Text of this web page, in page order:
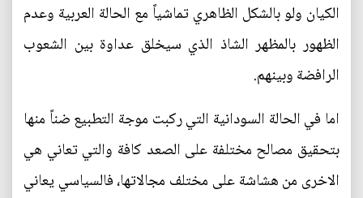
الكيان ولو بالشكل الظاهري تماشياً مع الحالة العربية وعدم
الظهور بالمظهر الشاذ الذي سيخلق عداوة بين الشعوب
الرافضة وبينهم.
اما في الحالة السودانية التي ركبت موجة التطبيع ضناً منها
بتحقيق مصالح مختلفة على الصعد كافة والتي تعاني هي
الاخرى من هشاشة على مختلف مجالاتها، فالسياسي يعاني